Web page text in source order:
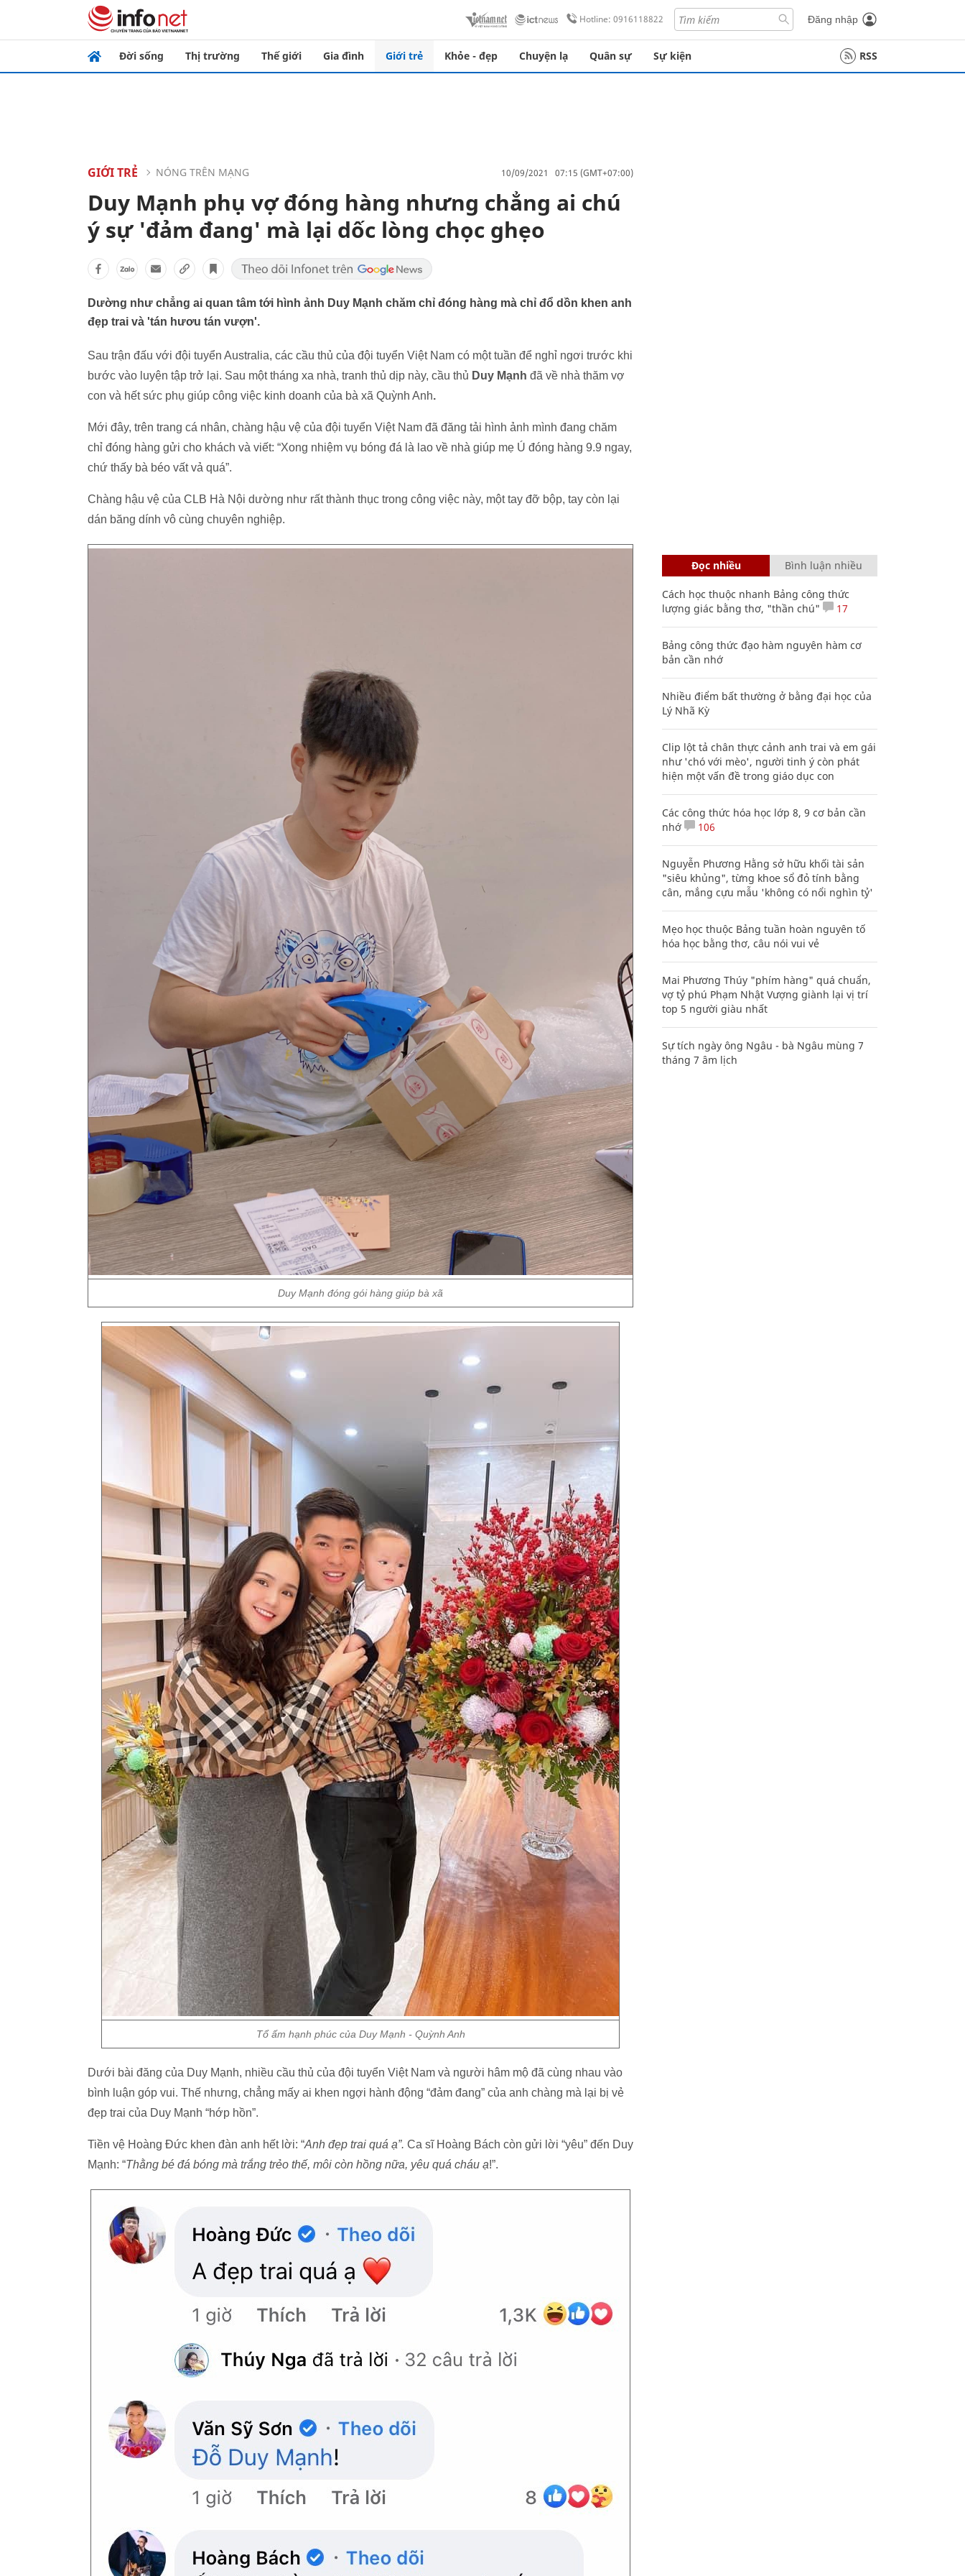
Hotline: 0916118822 Đăng nhập
Đời sống Thị trường Thế giới Gia đình Giới trẻ Khỏe - đẹp Chuyện lạ Quân sự Sự kiện RSS
GIỚI TRẺ NÓNG TRÊN MẠNG 10/09/2021 07:15 (GMT+07:00)
Duy Mạnh phụ vợ đóng hàng nhưng chẳng ai chú
ý sự 'đảm đang' mà lại dốc lòng chọc ghẹo
Dường như chẳng ai quan tâm tới hình ảnh Duy Mạnh chăm chỉ đóng hàng mà chỉ đổ dồn khen anh
đẹp trai và 'tán hươu tán vượn'.
Sau trận đấu với đội tuyển Australia, các cầu thủ của đội tuyển Việt Nam có một tuần để nghỉ ngơi trước khi
bước vào luyện tập trở lại. Sau một tháng xa nhà, tranh thủ dịp này, cầu thủ Duy Mạnh đã về nhà thăm vợ
con và hết sức phụ giúp công việc kinh doanh của bà xã Quỳnh Anh.
Mới đây, trên trang cá nhân, chàng hậu vệ của đội tuyển Việt Nam đã đăng tải hình ảnh mình đang chăm
chỉ đóng hàng gửi cho khách và viết: “Xong nhiệm vụ bóng đá là lao về nhà giúp mẹ Ú đóng hàng 9.9 ngay,
chứ thấy bà béo vất vả quá”.
Chàng hậu vệ của CLB Hà Nội dường như rất thành thục trong công việc này, một tay đỡ bộp, tay còn lại
dán băng dính vô cùng chuyên nghiệp.
Duy Mạnh đóng gói hàng giúp bà xã
Tổ ấm hạnh phúc của Duy Mạnh - Quỳnh Anh
Dưới bài đăng của Duy Mạnh, nhiều cầu thủ của đội tuyển Việt Nam và người hâm mộ đã cùng nhau vào
bình luận góp vui. Thế nhưng, chẳng mấy ai khen ngợi hành động “đảm đang” của anh chàng mà lại bị vẻ
đẹp trai của Duy Mạnh “hớp hồn”.
Tiền vệ Hoàng Đức khen đàn anh hết lời: “Anh đẹp trai quá ạ”. Ca sĩ Hoàng Bách còn gửi lời “yêu” đến Duy
Mạnh: “Thằng bé đá bóng mà trắng trẻo thế, môi còn hồng nữa, yêu quá cháu ạ!”.
Đọc nhiều Bình luận nhiều
Cách học thuộc nhanh Bảng công thức
lượng giác bằng thơ, "thần chú"
17
Bảng công thức đạo hàm nguyên hàm cơ
bản cần nhớ
Nhiều điểm bất thường ở bằng đại học của
Lý Nhã Kỳ
Clip lột tả chân thực cảnh anh trai và em gái
như 'chó với mèo', người tinh ý còn phát
hiện một vấn đề trong giáo dục con
Các công thức hóa học lớp 8, 9 cơ bản cần
nhớ
106
Nguyễn Phương Hằng sở hữu khối tài sản
"siêu khủng", từng khoe sổ đỏ tính bằng
cân, mắng cựu mẫu 'không có nổi nghìn tỷ'
Mẹo học thuộc Bảng tuần hoàn nguyên tố
hóa học bằng thơ, câu nói vui vẻ
Mai Phương Thúy "phím hàng" quá chuẩn,
vợ tỷ phú Phạm Nhật Vượng giành lại vị trí
top 5 người giàu nhất
Sự tích ngày ông Ngâu - bà Ngâu mùng 7
tháng 7 âm lịch